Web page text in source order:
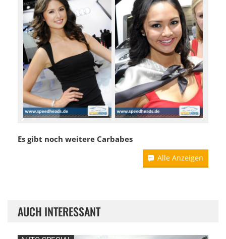
Es gibt noch weitere Carbabes
Alle Anzeigen
AUCH INTERESSANT